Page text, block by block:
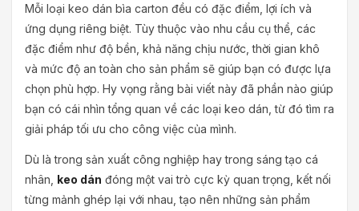
Mỗi loại keo dán bìa carton đều có đặc điểm, lợi ích và
ứng dụng riêng biệt. Tùy thuộc vào nhu cầu cụ thể, các
đặc điểm như độ bền, khả năng chịu nước, thời gian khô
và mức độ an toàn cho sản phẩm sẽ giúp bạn có được lựa
chọn phù hợp. Hy vọng rằng bài viết này đã phần nào giúp
bạn có cái nhìn tổng quan về các loại keo dán, từ đó tìm ra
giải pháp tối ưu cho công việc của mình.
Dù là trong sản xuất công nghiệp hay trong sáng tạo cá
nhân, keo dán đóng một vai trò cực kỳ quan trọng, kết nối
từng mảnh ghép lại với nhau, tạo nên những sản phẩm